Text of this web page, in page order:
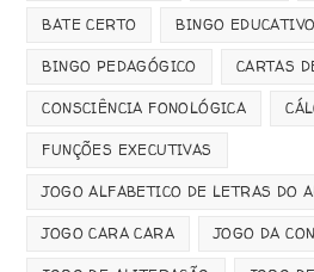
BATE CERTO BINGO EDUCATIVO
BINGO PEDAGÓGICO CARTAS
CONSCIÊNCIA FONOLÓGICA
FUNÇÕES EXECUTIVAS
JOGO ALFABETICO DE LETRAS DO
JOGO CARA CARA JOGO DA